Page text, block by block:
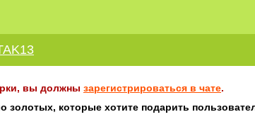
вы должны зарегистрироваться в чате.
золотых, которые хотите подарить